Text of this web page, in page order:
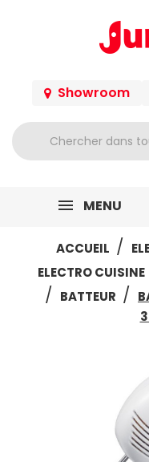
Showroom
MENU
ACCUEIL
ELECTRO CUISINE
BATTEUR